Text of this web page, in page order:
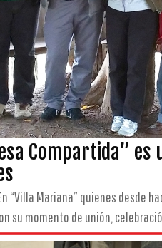
Compartida”
“Villa Mariana” quienes desde
su momento de unión,